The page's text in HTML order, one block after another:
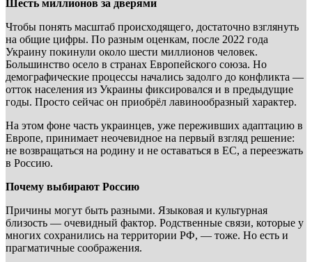
Шесть миллионов за дверями
Чтобы понять масштаб происходящего, достаточно взглянуть
на общие цифры. По разным оценкам, после 2022 года
Украину покинули около шести миллионов человек.
Большинство осело в странах Европейского союза. Но
демографические процессы начались задолго до конфликта —
отток населения из Украины фиксировался и в предыдущие
годы. Просто сейчас он приобрёл лавинообразный характер.
На этом фоне часть украинцев, уже переживших адаптацию в
Европе, принимает неочевидное на первый взгляд решение:
не возвращаться на родину и не оставаться в ЕС, а переезжать
в Россию.
Почему выбирают Россию
Причины могут быть разными. Языковая и культурная
близость — очевидный фактор. Родственные связи, которые у
многих сохранились на территории РФ, — тоже. Но есть и
прагматичные соображения.